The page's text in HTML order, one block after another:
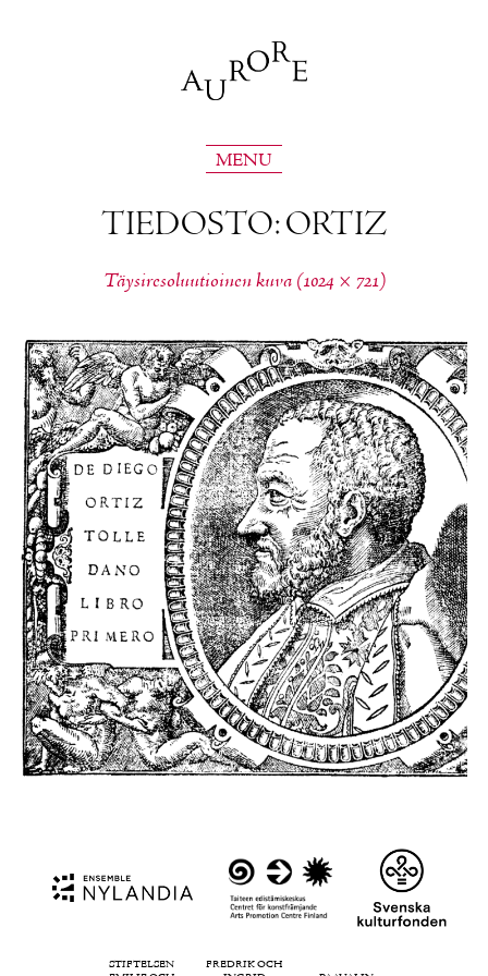
MENU
TIE­DOS­TO: OR­TIZ
Täy­si­re­so­luu­tioi­nen ku­va (1024 × 721)
STIFTELSEN
FREDRIK OCH